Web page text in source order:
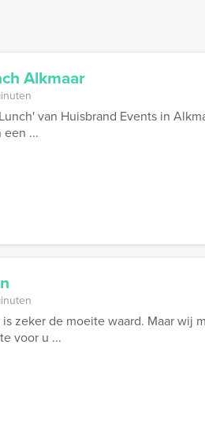
Alkmaar
van Huisbrand Events in
...
zeker de moeite waard. Maar
voor u ...